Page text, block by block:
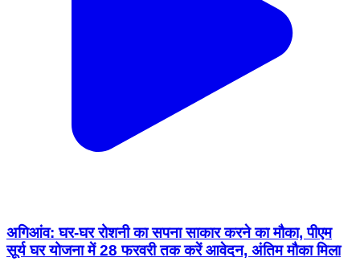
अगिआंव: घर-घर रोशनी का सपना साकार करने का मौका, पीएम
सूर्य घर योजना में 28 फरवरी तक करें आवेदन, अंतिम मौका मिला